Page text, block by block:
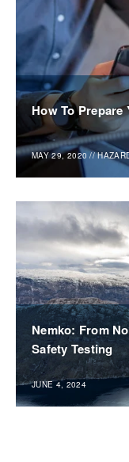
How To Prepare
MAY 29, 2020 //
Nemko: From
Safety Testing
JUNE 4, 2024